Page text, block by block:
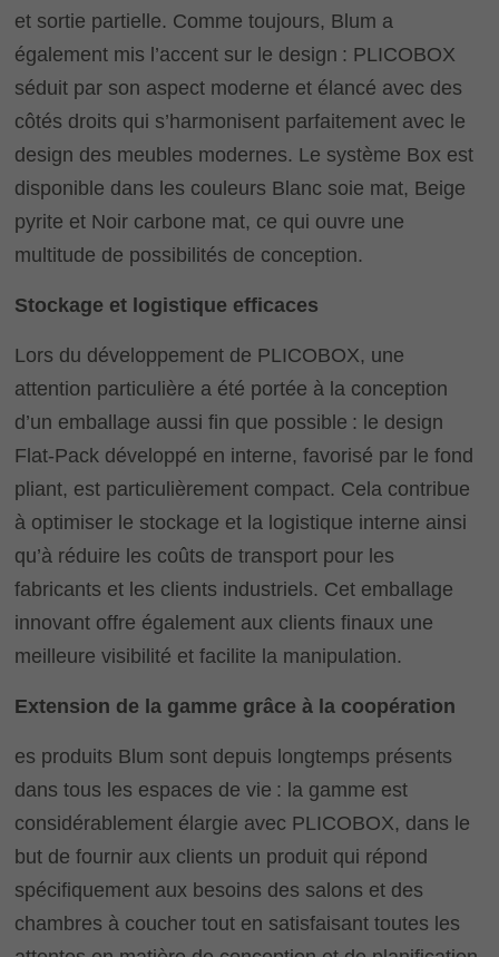
et sortie partielle. Comme toujours, Blum a
également mis l’accent sur le design : PLICOBOX
séduit par son aspect moderne et élancé avec des
côtés droits qui s’harmonisent parfaitement avec le
design des meubles modernes. Le système Box est
disponible dans les couleurs Blanc soie mat, Beige
pyrite et Noir carbone mat, ce qui ouvre une
multitude de possibilités de conception.
Stockage et logistique efficaces
Lors du développement de PLICOBOX, une
attention particulière a été portée à la conception
d’un emballage aussi fin que possible : le design
Flat-Pack développé en interne, favorisé par le fond
pliant, est particulièrement compact. Cela contribue
à optimiser le stockage et la logistique interne ainsi
qu’à réduire les coûts de transport pour les
fabricants et les clients industriels. Cet emballage
innovant offre également aux clients finaux une
meilleure visibilité et facilite la manipulation.
Extension de la gamme grâce à la coopération
es produits Blum sont depuis longtemps présents
dans tous les espaces de vie : la gamme est
considérablement élargie avec PLICOBOX, dans le
but de fournir aux clients un produit qui répond
spécifiquement aux besoins des salons et des
chambres à coucher tout en satisfaisant toutes les